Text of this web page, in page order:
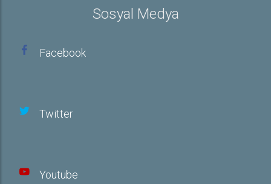
Sosyal Medya
Facebook
Twitter
Youtube